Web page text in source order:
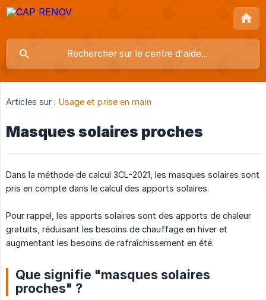
Articles sur : Usage et prise en main
Masques solaires proches
Dans la méthode de calcul 3CL-2021, les masques solaires sont
pris en compte dans le calcul des apports solaires.
Pour rappel, les apports solaires sont des apports de chaleur
gratuits, réduisant les besoins de chauffage en hiver et
augmentant les besoins de rafraîchissement en été.
Que signifie "masques solaires
proches" ?